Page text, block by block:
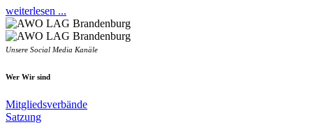
weiterlesen ...
Unsere Social Media Kanäle
Wer Wir sind
Mitgliedsverbände
Satzung